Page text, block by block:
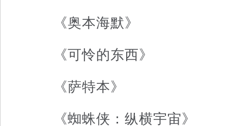
《奥本海默》
《可怜的东西》
《萨特本》
《蜘蛛侠：纵横宇宙》